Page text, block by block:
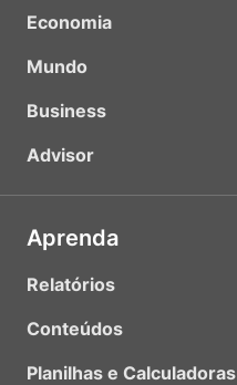
Economia
Mundo
Business
Advisor
Aprenda
Relatórios
Conteúdos
Planilhas e Calculadoras